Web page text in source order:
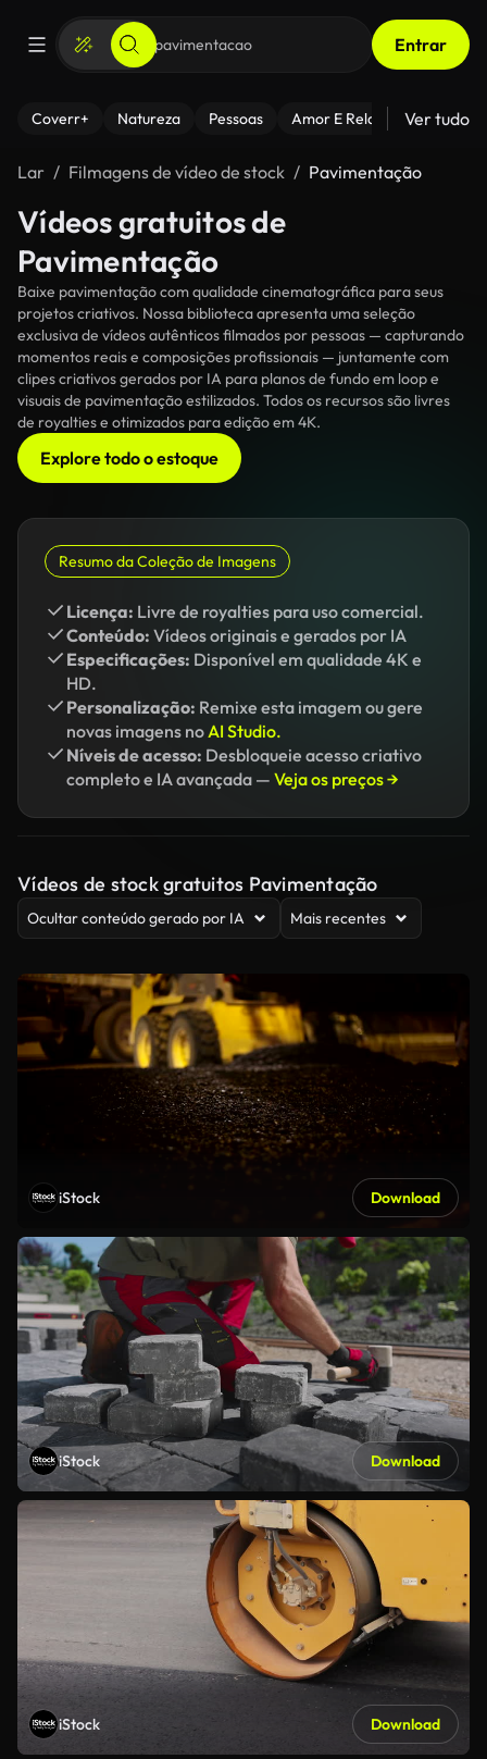
Entrar
Coverr+ Natureza Pessoas Amor E Relacionamentos
Ver tudo
Lar Filmagens de vídeo de stock Pavimentação
Vídeos gratuitos de
Pavimentação
Baixe pavimentação com qualidade cinematográfica para seus
projetos criativos. Nossa biblioteca apresenta uma seleção
exclusiva de vídeos autênticos filmados por pessoas — capturando
momentos reais e composições profissionais — juntamente com
clipes criativos gerados por IA para planos de fundo em loop e
visuais de pavimentação estilizados. Todos os recursos são livres
de royalties e otimizados para edição em 4K.
Explore todo o estoque
Resumo da Coleção de Imagens
Licença: Livre de royalties para uso comercial.
Conteúdo: Vídeos originais e gerados por IA
Especificações: Disponível em qualidade 4K e
HD.
Personalização: Remixe esta imagem ou gere
novas imagens noAI Studio.
Níveis de acesso: Desbloqueie acesso criativo
completo e IA avançada — Veja os preços →
Vídeos de stock gratuitos Pavimentação
Ocultar conteúdo gerado por IA Mais recentes
iStock Download
iStock Download
iStock Download